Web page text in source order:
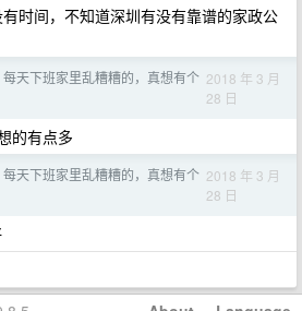
时间，不知道深圳有没有靠谱的家政公
每天下班家里乱糟糟的，真想有个 2018 年 3 月
28 日
的有点多
每天下班家里乱糟糟的，真想有个 2018 年 3 月
28 日